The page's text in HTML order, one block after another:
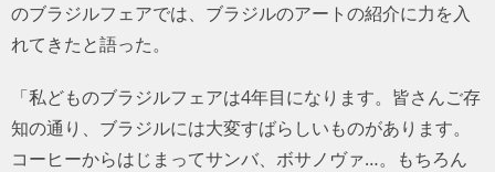
のブラジルフェアでは、ブラジルのアートの紹介に力を入
れてきたと語った。
「私どものブラジルフェアは4年目になります。皆さんご存
知の通り、ブラジルには大変すばらしいものがあります。
コーヒーからはじまってサンバ、ボサノヴァ…。もちろんそ